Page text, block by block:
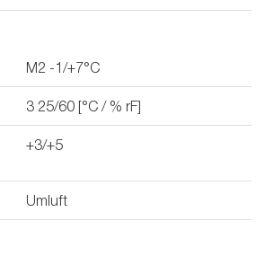
M2 -1/+7°C
3 25/60 [°C / % rF]
+3/+5
Umluft